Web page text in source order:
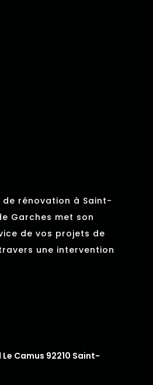
rénovation à Saint-
Garches met son
de vos projets de
une intervention
Camus 92210 Saint-